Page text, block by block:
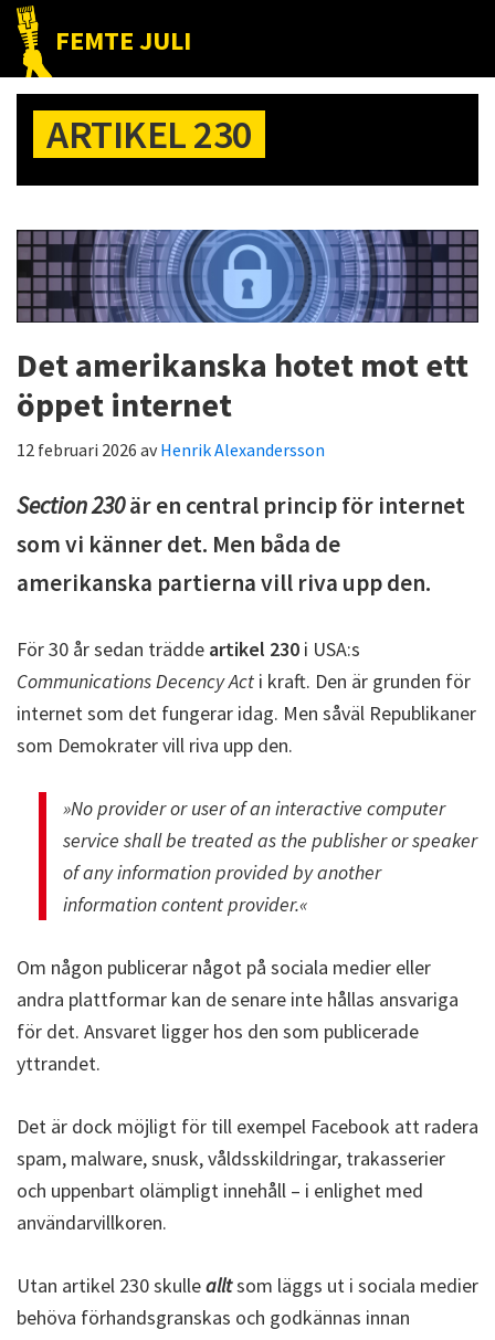
Hoppa
huvudnavigering
Hoppa
huvudinnehåll
Hoppa
det
primära
sidofältet
FEMTE JULI
Nätet
till
folket!ARTIKEL 230
Det amerikanska hotet mot ett
öppet internet
12 februari 2026 avHenrik Alexandersson
Section 230är en central princip för internet
som vi känner det. Men båda de
amerikanska partierna vill riva upp den.
För 30 år sedan trädde artikel 230 i USA:s
Communications Decency Act i kraft. Den är grunden för
internet som det fungerar idag. Men såväl Republikaner
som Demokrater vill riva upp den.
»No provider or user of an interactive computer
service shall be treated as the publisher or speaker
of any information provided by another
information content provider.«
Om någon publicerar något på sociala medier eller
andra plattformar kan de senare inte hållas ansvariga
för det. Ansvaret ligger hos den som publicerade
yttrandet.
Det är dock möjligt för till exempel Facebook att radera
spam, malware, snusk, våldsskildringar, trakasserier
och uppenbart olämpligt innehåll – i enlighet med
användarvillkoren.
Utan artikel 230 skullealltsom läggs ut i sociala medier
behöva förhandsgranskas och godkännas innan